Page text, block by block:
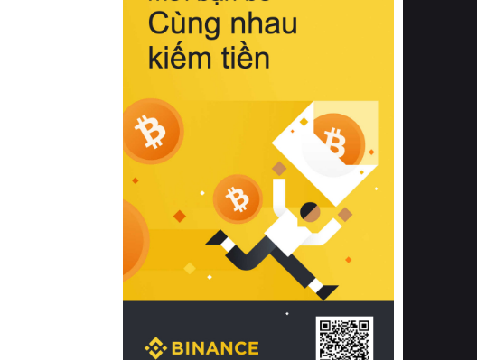
cột sống.
Bên cạnh đó, việc lựa chọn các dòng
sản phẩm đạt chuẩn chất lượng quốc
tế còn giúp ngăn ngừa tình trạng kích
khuẩn và nấm mốc trong điều kiện
thời tiết nóng ẩm. Bạn có thể tìm hiểu
thêm các nghiên cứu khoa học về tác
động của giấc ngủ và môi trường
phòng ngủ đối với sức khỏe con
người tại Sleep Foundation (External
Link) để có cái nhìn toàn diện hơn.
2. Các tiêu chí vàng khi lựa chọn
chăn ga gối đệm cao cấp cho phòng
ngủ
Để sở hữu một bộ chăn ga gối đệm
cao cấp hoàn hảo cả về thẩm mỹ lẫn
công năng, người tiêu dùng cần cân
nhắc kỹ lưỡng các tiêu chí quan trọng